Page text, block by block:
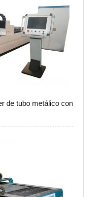
de tubo metálico con